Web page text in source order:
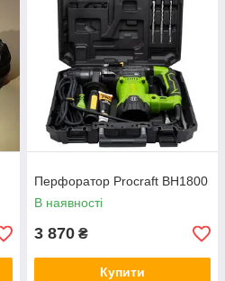
Перфоратор Procraft BH1800
В наявності
3 870 ₴
Купити